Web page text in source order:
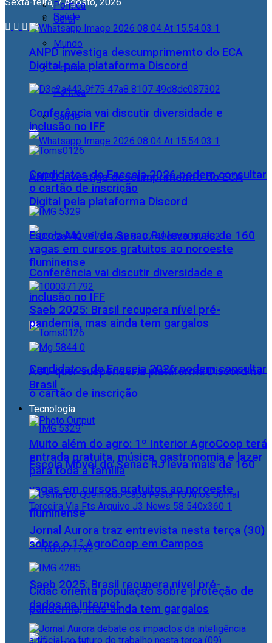
Geral
Mundo
Polícia
Política
Saúde
ANPD investiga descumprimemto do ECA
Digital pela plataforma Discord
Conferência vai discutir diversidade e
inclusão no IFF
Candidatos do Encceja 2026 podem consultar
o cartão de inscrição
Escola Móvel do Senac RJ leva mais de 160
vagas em cursos gratuitos ao noroeste
fluminense
Saeb 2025: Brasil recupera nível pré-
pandemia, mas ainda tem gargalos
Política
Saúde
ANPD investiga descumprimemto do ECA
Digital pela plataforma Discord
Conferência vai discutir diversidade e
inclusão no IFF
Candidatos do Encceja 2026 podem consultar
o cartão de inscrição
Escola Móvel do Senac RJ leva mais de 160
vagas em cursos gratuitos ao noroeste
fluminense
Saeb 2025: Brasil recupera nível pré-
pandemia, mas ainda tem gargalos
AGU quer suspender a plataforma Discord no
Brasil
Tecnologia
Muito além do agro: 1º Interior AgroCoop terá
entrada gratuita, música, gastronomia e lazer
para toda a família
Jornal Aurora traz entrevista nesta terça (30)
sobre o 1° AgroCoop em Campos
Cidac orienta população sobre proteção de
dados na internet